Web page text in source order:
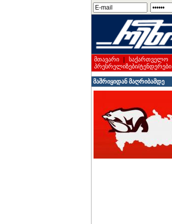
მთავარი საქართველო
პრესრელიზები/ტენდერები
მაშრიყიდან მაღრიბამდე